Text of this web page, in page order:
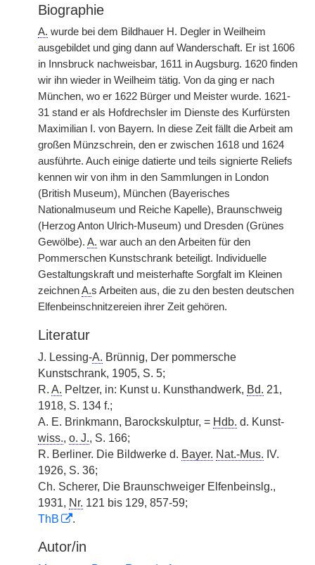
Biographie
A. wurde bei dem Bildhauer H. Degler in Weilheim
ausgebildet und ging dann auf Wanderschaft. Er ist 1606
in Innsbruck nachweisbar, 1611 in Augsburg. 1620 finden
wir ihn wieder in Weilheim tätig. Von da ging er nach
München, wo er 1622 Bürger und Meister wurde. 1621-
31 stand er als Hofdrechsler im Dienste des Kurfürsten
Maximilian I. von Bayern. In diese Zeit fällt die Arbeit am
großen Münzschrein, den er zwischen 1618 und 1624
ausführte. Auch einige datierte und teils signierte Reliefs
kennen wir von ihm in den Sammlungen in London
(British Museum), München (Bayerisches
Nationalmuseum und Reiche Kapelle), Braunschweig
(Herzog Anton Ulrich-Museum) und Dresden (Grünes
Gewölbe). A. war auch an den Arbeiten für den
Pommerschen Kunstschrank beteiligt. Individuelle
Gestaltungskraft und meisterhafte Sorgfalt im Kleinen
zeichnenA.s Arbeiten aus, die zu den besten deutschen
Elfenbeinschnitzereien ihrer Zeit gehören.
Literatur
J. Lessing-A. Brünnig, Der pommersche
Kunstschrank, 1905, S. 5;
R. A. Peltzer, in: Kunst u. Kunsthandwerk, Bd. 21,
1918, S. 134 f.;
A. E. Brinkmann, Barockskulptur, = Hdb. d. Kunst-
wiss., o. J., S. 166;
R. Berliner. Die Bildwerke d. Bayer. Nat.-Mus. IV.
1926, S. 36;
Ch. Scherer, Die Braunschweiger Elfenbeinslg.,
1931, Nr. 121 bis 129, 857-59;
ThB
.
Autor/in